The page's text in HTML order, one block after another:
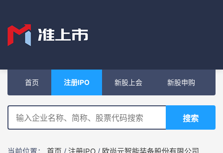
首页 注册IPO 新股上会 新股申购
搜索